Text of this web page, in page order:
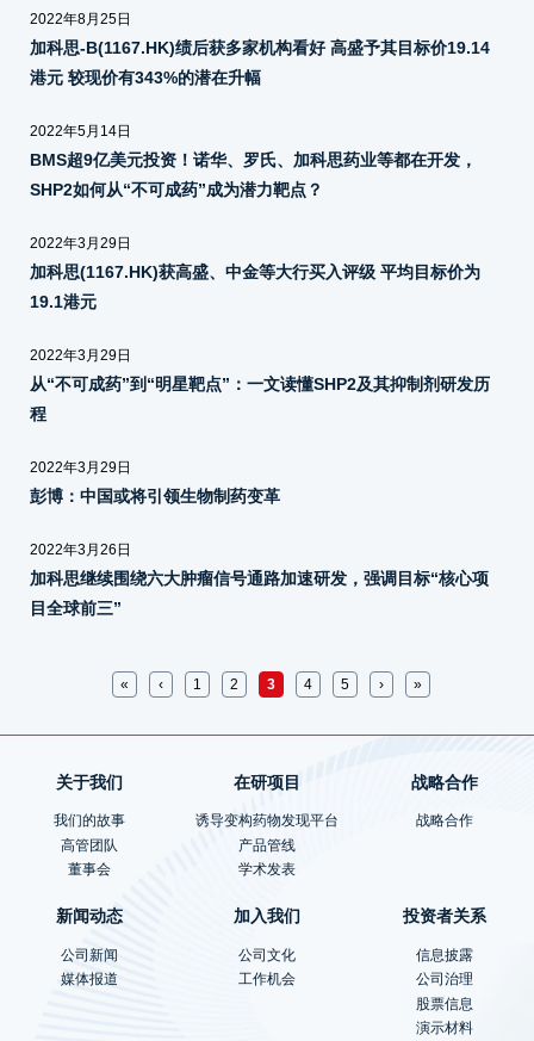
2022年8月25日
加科思-B(1167.HK)绩后获多家机构看好 高盛予其目标价19.14
港元 较现价有343%的潜在升幅
2022年5月14日
BMS超9亿美元投资！诺华、罗氏、加科思药业等都在开发，
SHP2如何从“不可成药”成为潜力靶点？
2022年3月29日
加科思(1167.HK)获高盛、中金等大行买入评级 平均目标价为
19.1港元
2022年3月29日
从“不可成药”到“明星靶点”：一文读懂SHP2及其抑制剂研发历
程
2022年3月29日
彭博：中国或将引领生物制药变革
2022年3月26日
加科思继续围绕六大肿瘤信号通路加速研发，强调目标“核心项
目全球前三”
« ‹ 1 2 3 4 5 › »
关于我们
我们的故事
高管团队
董事会
在研项目
诱导变构药物发现平台
产品管线
学术发表
战略合作
战略合作
新闻动态
公司新闻
媒体报道
加入我们
公司文化
工作机会
投资者关系
信息披露
公司治理
股票信息
演示材料